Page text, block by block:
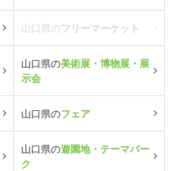
山口県のフリーマーケット
山口県の美術展・博物展・展
示会
山口県のフェア
山口県の遊園地・テーマパー
ク